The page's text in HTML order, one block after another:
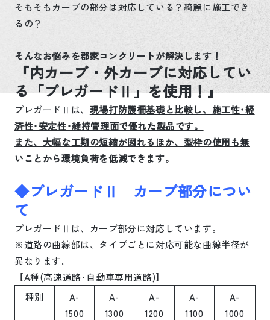
そもそもカーブの部分は対応している？綺麗に施工でき
るの？
そんなお悩みを郡家コンクリートが解決します！
『内カーブ・外カーブに対応してい
る「プレガードⅡ」を使用！』
プレガードⅡは、 現場打防護柵基礎と比較し、施工性･経
済性･安定性･維持管理面で優れた製品です。
また、大幅な工期の短縮が図れるほか、型枠の使用も無
いことから環境負荷を低減できます。
◆プレガードⅡ カーブ部分につい
て
プレガードⅡは、カーブ部分に対応しています。
※道路の曲線部は、タイプごとに対応可能な曲線半径が
異なります。
【A種(高速道路･自動車専用道路)】
種別
A-
1500
A-
1300
A-
1200
A-
1100
A-
1000